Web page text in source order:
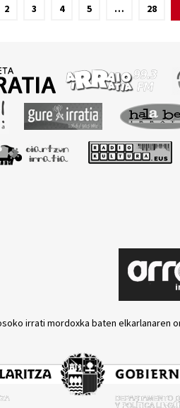
2 3 4 5 … 28
irrati mordoxka baten